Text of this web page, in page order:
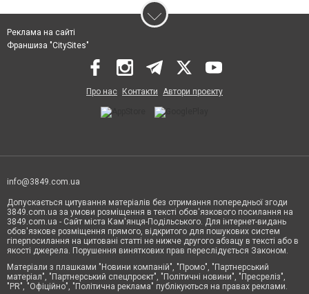
Реклама на сайті
Франшиза "CitySites"
Про нас Контакти Автори проєкту
info@3849.com.ua
Допускається цитування матеріалів без отримання попередньої згоди
3849.com.ua за умови розміщення в тексті обов'язкового посилання на
3849.com.ua - Сайт міста Кам'янця-Подільського. Для інтернет-видань
обов'язкове розміщення прямого, відкритого для пошукових систем
гіперпосилання на цитовані статті не нижче другого абзацу в тексті або в
якості джерела. Порушення виняткових прав переслідується Законом.
Матеріали з плашками "Новини компаній", "Промо", "Партнерський
матеріал", "Партнерський спецпроєкт", "Політичні новини", "Пресреліз",
"PR", "Офіційно", "Політична реклама" публікуються на правах реклами.